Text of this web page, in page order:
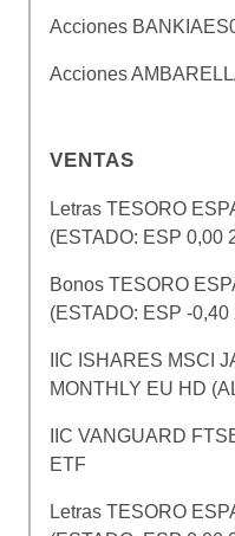
Acciones BANKIA
Acciones
VENTAS
Letras TESORO
(ESTADO: ESP 0,00
Bonos TESORO
(ESTADO: ESP -0,40
IIC ISHARES MSCI
MONTHLY EU HD
IIC VANGUARD
ETF
Letras TESORO